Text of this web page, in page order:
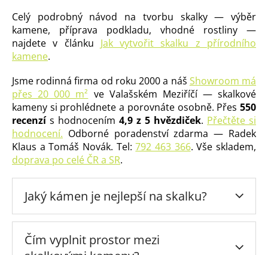
Celý podrobný návod na tvorbu skalky — výběr
kamene, příprava podkladu, vhodné rostliny —
najdete v článku Jak vytvořit skalku z přírodního
kamene.
Jsme rodinná firma od roku 2000 a náš Showroom má
přes 20 000 m² ve Valašském Meziříčí — skalkové
kameny si prohlédnete a porovnáte osobně. Přes 550
recenzís hodnocením 4,9 z 5 hvězdiček. Přečtěte si
hodnocení. Odborné poradenství zdarma — Radek
Klaus a Tomáš Novák. Tel:792 463 366. Vše skladem,
doprava po celé ČR a SR.
Jaký kámen je nejlepší na skalku?
Čím vyplnit prostor mezi